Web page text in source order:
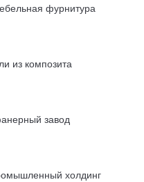
фурнитура
из композита
завод
холдинг